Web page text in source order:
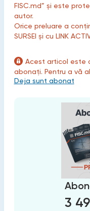
FISC.md” și este
autor.
Orice preluare a
SURSEI și cu LINK
Acest articol este
abonați. Pentru a vă
Deja sunt abonat
3